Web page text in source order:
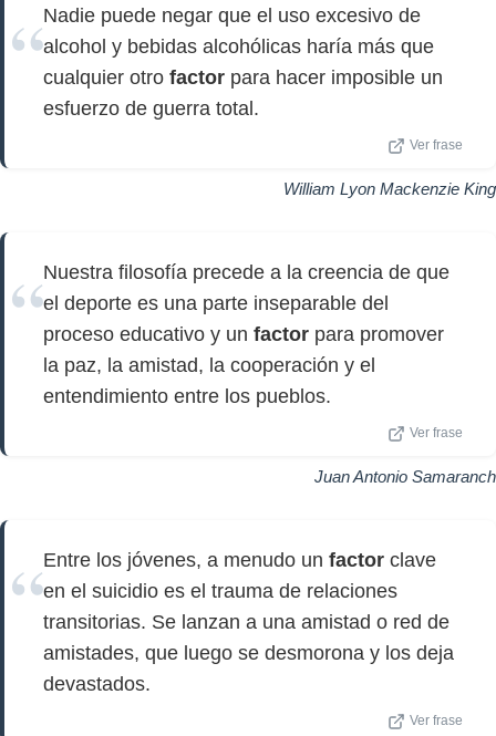
Nadie puede negar que el uso excesivo de
alcohol y bebidas alcohólicas haría más que
cualquier otro factor para hacer imposible un
esfuerzo de guerra total.
Ver frase
William Lyon Mackenzie King
Nuestra filosofía precede a la creencia de que
el deporte es una parte inseparable del
proceso educativo y un factor para promover
la paz, la amistad, la cooperación y el
entendimiento entre los pueblos.
Ver frase
Juan Antonio Samaranch
Entre los jóvenes, a menudo un factor clave
en el suicidio es el trauma de relaciones
transitorias. Se lanzan a una amistad o red de
amistades, que luego se desmorona y los deja
devastados.
Ver frase